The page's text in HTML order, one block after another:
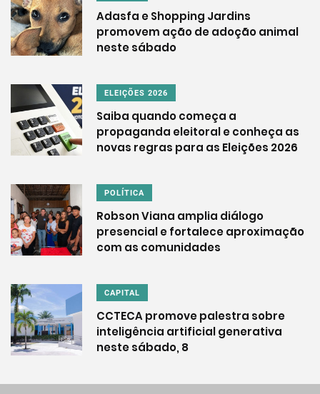
Adasfa e Shopping Jardins
promovem ação de adoção animal
neste sábado
ELEIÇÕES 2026
Saiba quando começa a
propaganda eleitoral e conheça as
novas regras para as Eleições 2026
POLÍTICA
Robson Viana amplia diálogo
presencial e fortalece aproximação
com as comunidades
CAPITAL
CCTECA promove palestra sobre
inteligência artificial generativa
neste sábado, 8